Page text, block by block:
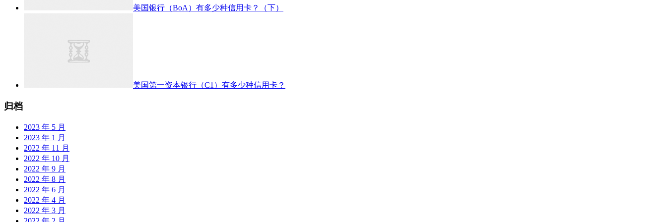
美国银行（BoA）有多少种信用卡？（下）
美国第一资本银行（C1）有多少种信用卡？
归档
2023 年 5 月
2023 年 1 月
2022 年 11 月
2022 年 10 月
2022 年 9 月
2022 年 8 月
2022 年 6 月
2022 年 4 月
2022 年 3 月